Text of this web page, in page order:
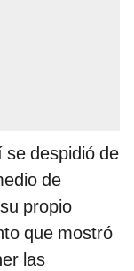
despidió de
de
propio
que mostró
las